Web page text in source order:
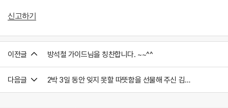
신고하기
이전글 방석철 가이드님을 칭찬합니다. ~~^^
다음글 2박 3일 동안 잊지 못할 따뜻함을 선물해 주신 김동엽가이드님을 칭찬합니다!